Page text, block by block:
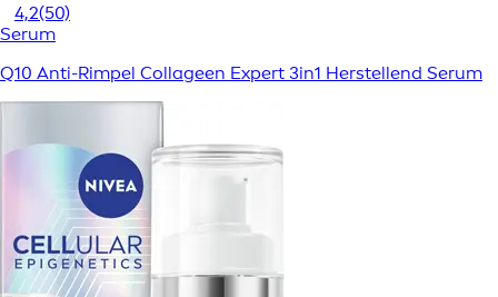
4,2(50)
Serum
Q10 Anti-Rimpel Collageen Expert 3in1 Herstellend Serum